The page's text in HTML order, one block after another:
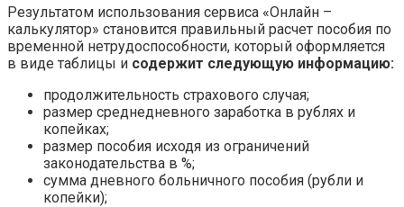
Результатом использования сервиса «Онлайн –
калькулятор» становится правильный расчет пособия по
временной нетрудоспособности, который оформляется
в виде таблицы и содержит следующую информацию:
продолжительность страхового случая;
размер среднедневного заработка в рублях и
копейках;
размер пособия исходя из ограничений
законодательства в %;
сумма дневного больничного пособия (рубли и
копейки);